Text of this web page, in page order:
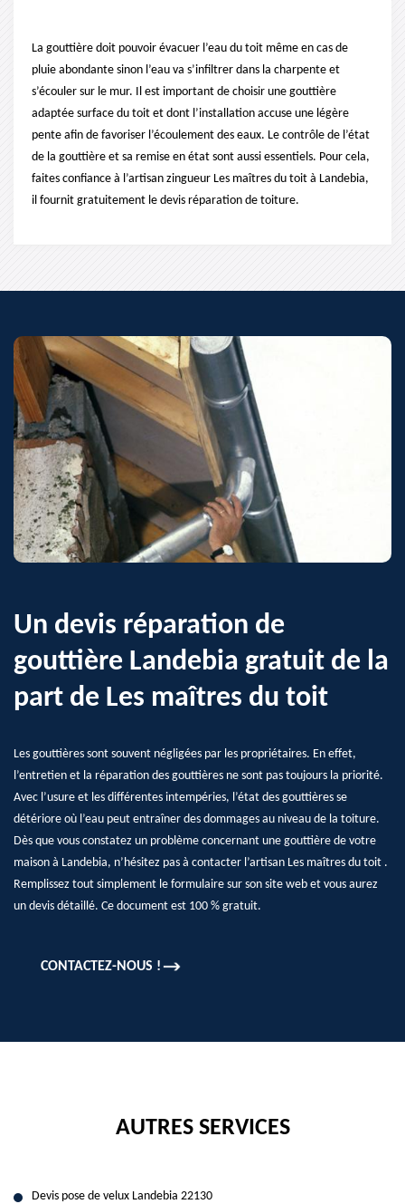
La gouttière doit pouvoir évacuer l’eau du toit même en cas de
pluie abondante sinon l’eau va s’infiltrer dans la charpente et
s’écouler sur le mur. Il est important de choisir une gouttière
adaptée surface du toit et dont l’installation accuse une légère
pente afin de favoriser l’écoulement des eaux. Le contrôle de l’état
de la gouttière et sa remise en état sont aussi essentiels. Pour cela,
faites confiance à l’artisan zingueur Les maîtres du toit à Landebia,
il fournit gratuitement le devis réparation de toiture.
Un devis réparation de
gouttière Landebia gratuit de la
part de Les maîtres du toit
Les gouttières sont souvent négligées par les propriétaires. En effet,
l’entretien et la réparation des gouttières ne sont pas toujours la priorité.
Avec l’usure et les différentes intempéries, l’état des gouttières se
détériore où l’eau peut entraîner des dommages au niveau de la toiture.
Dès que vous constatez un problème concernant une gouttière de votre
maison à Landebia, n’hésitez pas à contacter l’artisan Les maîtres du toit .
Remplissez tout simplement le formulaire sur son site web et vous aurez
un devis détaillé. Ce document est 100 % gratuit.
CONTACTEZ-NOUS !
AUTRES SERVICES
Devis pose de velux Landebia 22130